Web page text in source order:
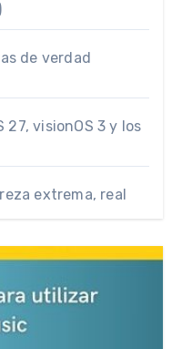
de verdad
27, visionOS 3 y los
extrema, real